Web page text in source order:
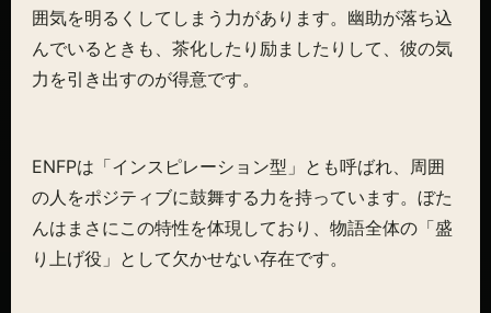
囲気を明るくしてしまう力があります。幽助が落ち込
んでいるときも、茶化したり励ましたりして、彼の気
力を引き出すのが得意です。
ENFPは「インスピレーション型」とも呼ばれ、周囲
の人をポジティブに鼓舞する力を持っています。ぼた
んはまさにこの特性を体現しており、物語全体の「盛
り上げ役」として欠かせない存在です。